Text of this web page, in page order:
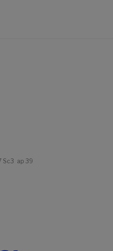
Sc3 ap 39